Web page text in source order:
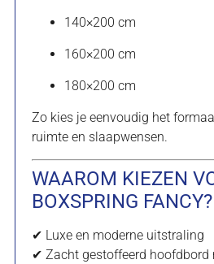
140×200 cm
160×200 cm
180×200 cm
Zo kies je eenvoudig het
ruimte en slaapwensen.
WAAROM KIEZEN
BOXSPRING FANCY?
✔ Luxe en moderne uitstraling
✔ Zacht gestoffeerd hoofdbord